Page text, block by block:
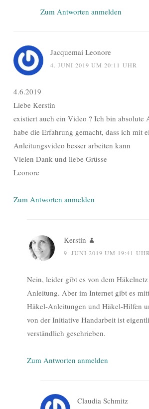
Zum Antworten anmelden
Jacquemai Leonore
4. JUNI 2019 UM 20:11 UHR
4.6.2019
Liebe Kerstin
existiert auch ein Video ? Ich bin absolute
habe die Erfahrung gemacht, dass ich mit
Anleitungsvideo besser arbeiten kann
Vielen Dank und liebe Grüsse
Leonore
Zum Antworten anmelden
Kerstin
9. JUNI 2019 UM 19:41 UHR
Nein, leider gibt es von dem
Anleitung. Aber im Internet gibt es
Häkel-Anleitungen und Häkel-Hilfen
von der Initiative Handarbeit ist
verständlich geschrieben.
Zum Antworten anmelden
Claudia Schmitz